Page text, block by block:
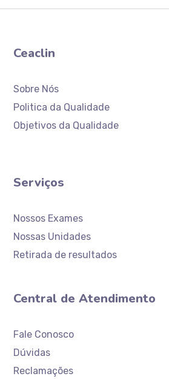
Ceaclin
Sobre Nós
Politica da Qualidade
Objetivos da Qualidade
Serviços
Nossos Exames
Nossas Unidades
Retirada de resultados
Central de Atendimento
Fale Conosco
Dúvidas
Reclamações